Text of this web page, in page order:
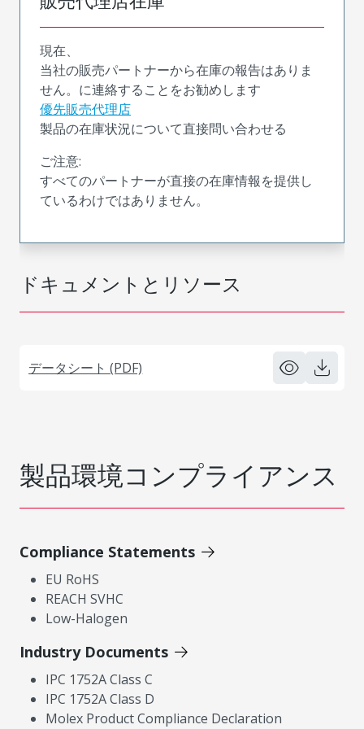
ドキュメントとリソース
データシート (PDF)
現在、
当社の販売パートナーから在庫の報告はありま
せん。に連絡することをお勧めします
優先販売代理店
製品の在庫状況について直接問い合わせる
ご注意:
すべてのパートナーが直接の在庫情報を提供し
ているわけではありません。
製品環境コンプライアンス
Compliance Statements
EU RoHS
REACH SVHC
Low-Halogen
Industry Documents
IPC 1752A Class C
IPC 1752A Class D
Molex Product Compliance Declaration